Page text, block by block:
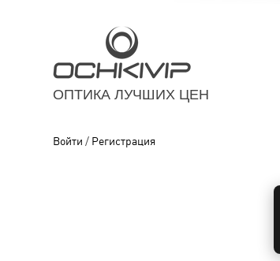
ОПТИКА ЛУЧШИХ ЦЕН
Войти / Регистрация